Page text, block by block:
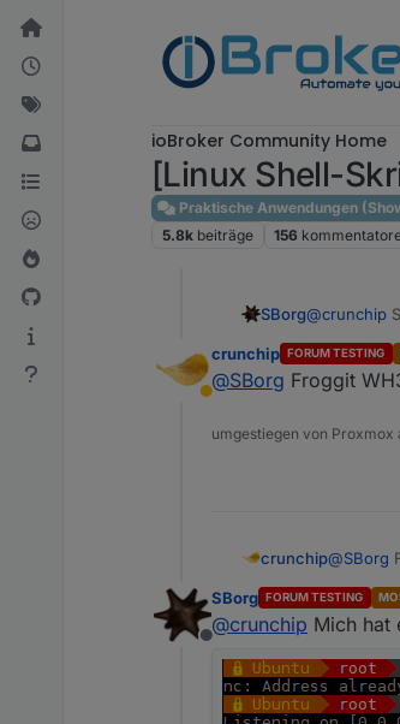
Weiter zum Inhalt
ioBroker Community Home
[Linux Shell-
Praktische Anwendungen
5.8k beiträge 156
SBorg@crunchip
Abwesend
crunchip FORUM TESTING
@SBorg Froggit
umgestiegen von Proxmox
crunchip@SBorg
Offline
SBorg FORUM TESTING
@crunchip Mich hat